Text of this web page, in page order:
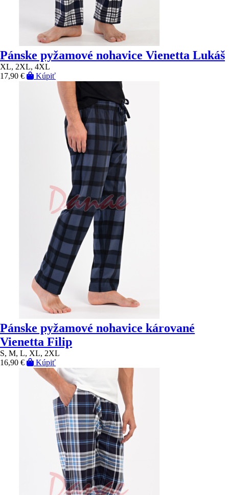
Pánske pyžamové nohavice Vienetta Lukáš
XL, 2XL, 4XL
17,90 €
Kúpiť
Pánske pyžamové nohavice kárované
Vienetta Filip
S, M, L, XL, 2XL
16,90 €
Kúpiť